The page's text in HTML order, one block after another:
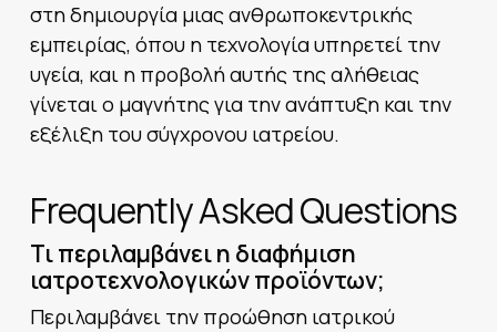
στη δημιουργία μιας ανθρωποκεντρικής
εμπειρίας, όπου η τεχνολογία υπηρετεί την
υγεία, και η προβολή αυτής της αλήθειας
γίνεται ο μαγνήτης για την ανάπτυξη και την
εξέλιξη του σύγχρονου ιατρείου.
Frequently Asked Questions
Τι περιλαμβάνει η διαφήμιση
ιατροτεχνολογικών προϊόντων;
Περιλαμβάνει την προώθηση ιατρικού